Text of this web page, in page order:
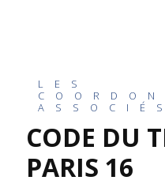
LES
CODE DU
PARIS 16